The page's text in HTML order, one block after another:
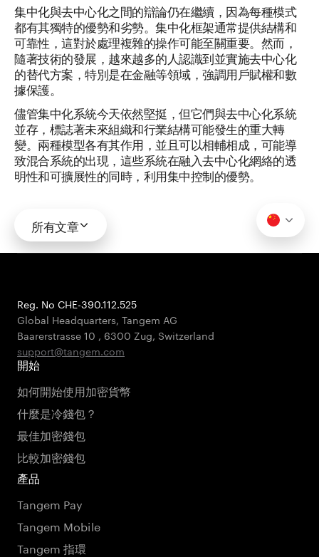
集中化與去中心化之間的辯論仍在繼續，因為每種模式
都有其獨特的優勢和劣勢。集中化框架通常提供結構和
可靠性，這對於處理複雜的操作可能至關重要。然而，
隨著技術的發展，越來越多的人認識到並實施去中心化
的替代方案，特別是在金融等領域，強調用戶賦權和數
據保護。
儘管集中化系統今天依然堅挺，但它們與去中心化系統
並存，標誌著未來組織和行業結構可能發生的重大轉
變。兩種模型各有其作用，並且可以相輔相成，可能導
致混合系統的出現，這些系統在融入去中心化網絡的透
明性和可擴展性的同時，利用集中控制的優勢。
所有文章
Reg. No CHE-390.112.525
Global Headquarters, Tangem AG
Baarerstrasse 10 , 6300 Zug, Switzerland
support@tangem.com
開始
如何開始使用加密貨幣
什麼是冷錢包？
最佳加密錢包
比較加密錢包
產品
Tangem Pay
Tangem Mobile
Tangem 指環